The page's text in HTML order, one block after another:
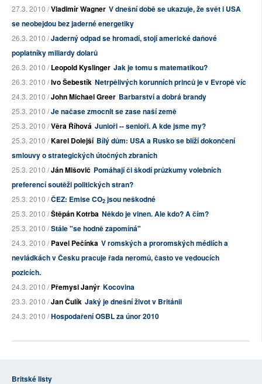
27.3. 2010 /Vladimír Wagner V dnešní době se ukazuje, že svět i USA
se neobejdou bez jaderné energetiky
26.3. 2010 /Jaderný odpad se hromadí, stojí americké daňové
poplatníky miliardy dolarů
26.3. 2010 /Leopold Kyslinger Jak je tomu s matematikou?
26.3. 2010 /Ivo Šebestík Netrpělivých korunních princů je v Evropě víc
24.3. 2010 /John Michael Greer Barbarství a dobrá brandy
25.3. 2010 /Je načase zmocnit se zase naší země
25.3. 2010 /Věra Říhová Junioři -- senioři. A kde jsme my?
25.3. 2010 /Karel Dolejší Bílý dům: USA a Rusko se blíží dokončení
smlouvy o strategických útočných zbraních
25.3. 2010 /Ján Mišovič Pomáhají či škodí průzkumy volebních
preferencí soutěži politických stran?
25.3. 2010 /ČEZ: Emise CO2 jsou neškodné
25.3. 2010 /Štěpán Kotrba Někdo je vinen. Ale kdo? A čím?
25.3. 2010 /Stále "se hodně zapomíná"
24.3. 2010 /Pavel Pečínka V romských a proromských médiích a
nevládkách v Česku pracuje řada neromů, často ve vedoucích
pozicích.
24.3. 2010 /Přemysl Janýr Kocovina
23.3. 2010 /Jan Čulík Jaký je dnešní život v Británii
24.3. 2010 /Hospodaření OSBL za únor 2010
Britské listy